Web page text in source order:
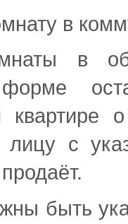
в
в
квартире
лицу с
быть